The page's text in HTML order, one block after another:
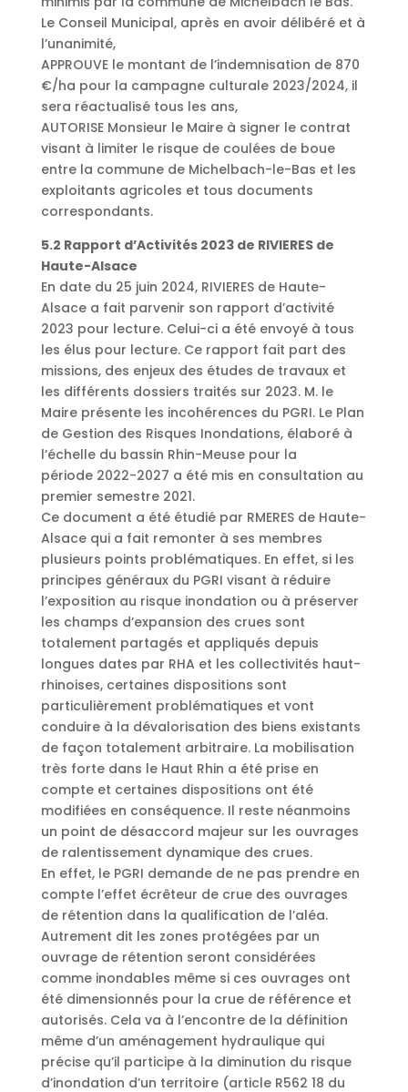
Le Conseil Municipal, après en avoir délibéré et à
l’unanimité,
APPROUVE le montant de l’indemnisation de 870
€/ha pour la campagne culturale 2023/2024, il
sera réactualisé tous les ans,
AUTORISE Monsieur le Maire à signer le contrat
visant à limiter le risque de coulées de boue
entre la commune de Michelbach-le-Bas et les
exploitants agricoles et tous documents
correspondants.
5.2 Rapport d’Activités 2023 de RIVIERES de
Haute-Alsace
En date du 25 juin 2024, RIVIERES de Haute-
Alsace a fait parvenir son rapport d’activité
2023 pour lecture. Celui-ci a été envoyé à tous
les élus pour lecture. Ce rapport fait part des
missions, des enjeux des études de travaux et
les différents dossiers traités sur 2023. M. le
Maire présente les incohérences du PGRI. Le Plan
de Gestion des Risques Inondations, élaboré à
l’échelle du bassin Rhin-Meuse pour la
période 2022-2027 a été mis en consultation au
premier semestre 2021.
Ce document a été étudié par RMERES de Haute-
Alsace qui a fait remonter à ses membres
plusieurs points problématiques. En effet, si les
principes généraux du PGRI visant à réduire
l’exposition au risque inondation ou à préserver
les champs d’expansion des crues sont
totalement partagés et appliqués depuis
longues dates par RHA et les collectivités haut-
rhinoises, certaines dispositions sont
particulièrement problématiques et vont
conduire à la dévalorisation des biens existants
de façon totalement arbitraire. La mobilisation
très forte dans le Haut Rhin a été prise en
compte et certaines dispositions ont été
modifiées en conséquence. Il reste néanmoins
un point de désaccord majeur sur les ouvrages
de ralentissement dynamique des crues.
En effet, le PGRI demande de ne pas prendre en
compte l’effet écrêteur de crue des ouvrages
de rétention dans la qualification de l’aléa.
Autrement dit les zones protégées par un
ouvrage de rétention seront considérées
comme inondables même si ces ouvrages ont
été dimensionnés pour la crue de référence et
autorisés. Cela va à l’encontre de la définition
même d’un aménagement hydraulique qui
précise qu’il participe à la diminution du risque
d’inondation d’un territoire (article R562 18 du